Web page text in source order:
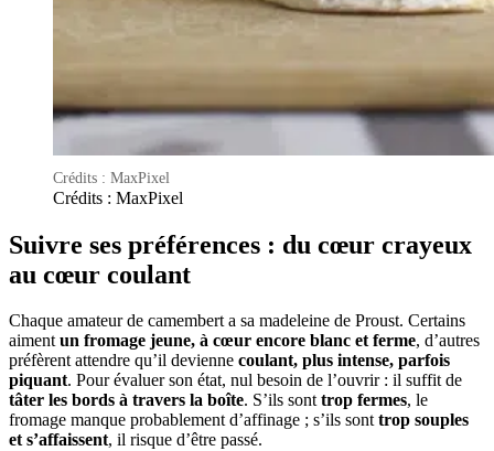
Crédits : MaxPixel
Crédits : MaxPixel
Suivre ses préférences : du cœur crayeux
au cœur coulant
Chaque amateur de camembert a sa madeleine de Proust. Certains
aimentun fromage jeune, à cœur encore blanc et ferme, d’autres
préfèrent attendre qu’il devienne coulant, plus intense, parfois
piquant. Pour évaluer son état, nul besoin de l’ouvrir : il suffit de
tâter les bords à travers la boîte. S’ils sonttrop fermes, le
fromage manque probablement d’affinage ; s’ils sonttrop souples
et s’affaissent, il risque d’être passé.